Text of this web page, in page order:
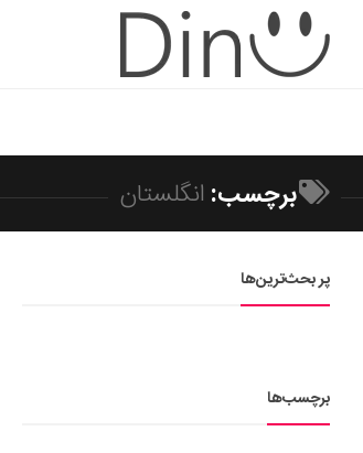
برچسب: انگلستان
پر بحث‌ترین‌ها
برچسب‌ها